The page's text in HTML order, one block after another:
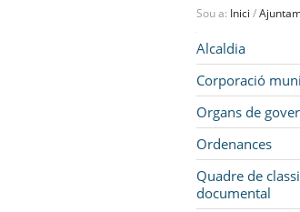
Sou a: Inici /
Alcaldia
Corporació
Organs de
Ordenances
Quadre de
documental